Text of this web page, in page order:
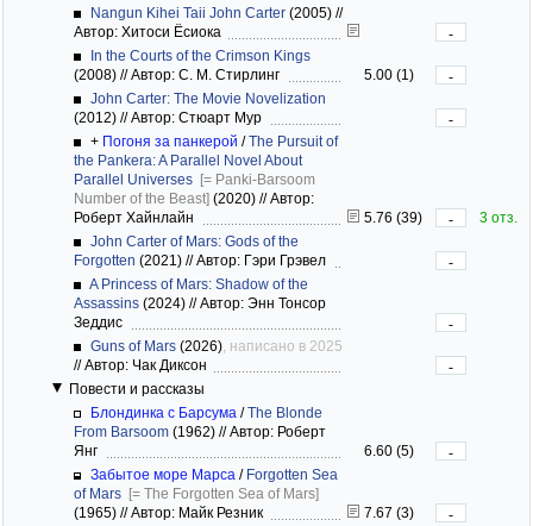
Nangun Kihei Taii John Carter (2005) //
Автор: Хитоси Ёсиока
-
In the Courts of the Crimson Kings
(2008) //Автор: С. М. Стирлинг 5.00 (1)
-
John Carter: The Movie Novelization
(2012) //Автор: Стюарт Мур
-
+ Погоня за панкерой /The Pursuit of
the Pankera: A Parallel Novel About
Parallel Universes [= Panki-Barsoom
Number of the Beast] (2020) //Автор:
Роберт Хайнлайн
5.76 (39) -
3 отз.
John Carter of Mars: Gods of the
Forgotten (2021) //Автор: Гэри Грэвел
-
A Princess of Mars: Shadow of the
Assassins (2024) //Автор: Энн Тонсор
Зеддис
-
Guns of Mars (2026) , написано в 2025
//Автор: Чак Диксон
-
Повести и рассказы
Блондинка с Барсума /The Blonde
From Barsoom (1962) //Автор: Роберт
Янг
6.60 (5)
-
Забытое море Марса / Forgotten Sea
of Mars [= The Forgotten Sea of Mars]
(1965) //Автор: Майк Резник 7.67 (3)
-